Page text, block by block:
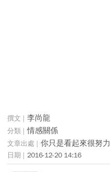
李尚龍
情感關係
你只是看起來很努力
2016-12-20 14:16